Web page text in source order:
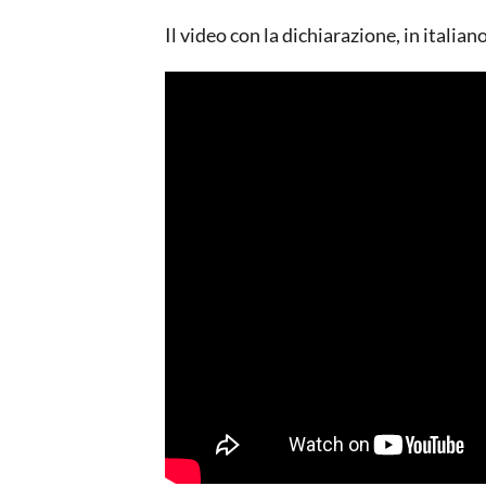
Il video con la dichiarazione, in